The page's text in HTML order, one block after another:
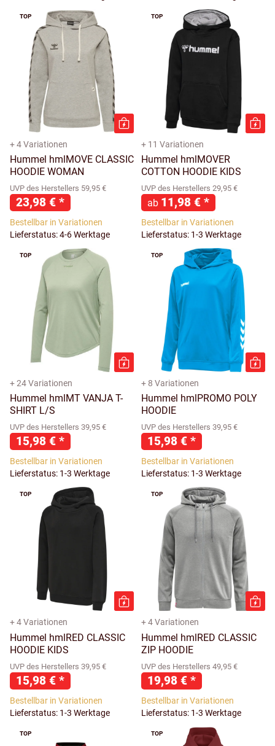
TOP
+ 4 Variationen
Hummel hmlMOVE CLASSIC
HOODIE WOMAN
UVP des Herstellers 59,95 €
23,98 € *
Bestellbar in Variationen
Lieferstatus: 4-6 Werktage
TOP
+ 11 Variationen
Hummel hmlMOVER
COTTON HOODIE KIDS
UVP des Herstellers 29,95 €
ab 11,98 € *
Bestellbar in Variationen
Lieferstatus: 1-3 Werktage
TOP
+ 24 Variationen
Hummel hmlMT VANJA T-
SHIRT L/S
UVP des Herstellers 39,95 €
15,98 € *
Bestellbar in Variationen
Lieferstatus: 1-3 Werktage
TOP
+ 8 Variationen
Hummel hmlPROMO POLY
HOODIE
UVP des Herstellers 39,95 €
15,98 € *
Bestellbar in Variationen
Lieferstatus: 1-3 Werktage
TOP
+ 4 Variationen
Hummel hmlRED CLASSIC
HOODIE KIDS
UVP des Herstellers 39,95 €
15,98 € *
Bestellbar in Variationen
Lieferstatus: 1-3 Werktage
TOP
+ 4 Variationen
Hummel hmlRED CLASSIC
ZIP HOODIE
UVP des Herstellers 49,95 €
19,98 € *
Bestellbar in Variationen
Lieferstatus: 1-3 Werktage
TOP TOP